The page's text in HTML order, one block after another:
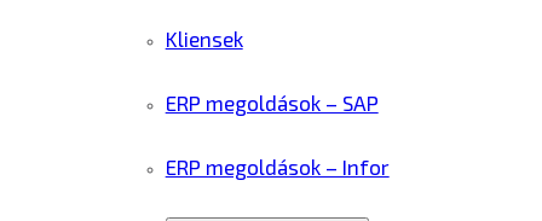
Kliensek
ERP megoldások – SAP
ERP megoldások – Infor